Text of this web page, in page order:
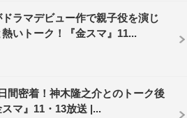
ラマデビュー作で親子役を演じ
いトーク！『金スマ』11...
間密着！神木隆之介とのトーク後
マ』11・13放送 |...